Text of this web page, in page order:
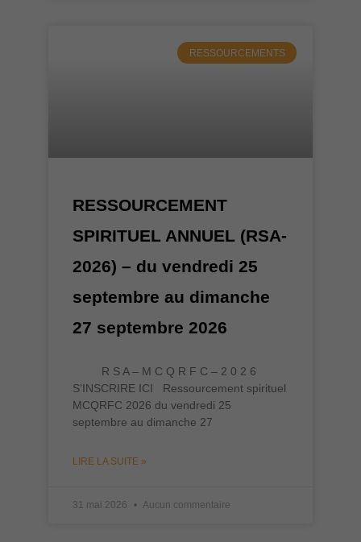
RESSOURCEMENTS
RESSOURCEMENT
SPIRITUEL ANNUEL (RSA-
2026) – du vendredi 25
septembre au dimanche
27 septembre 2026
R S A – M C Q R F C – 2 0 2 6
S’INSCRIRE ICI Ressourcement spirituel
MCQRFC 2026 du vendredi 25
septembre au dimanche 27
LIRE LA SUITE »
31 mai 2026 Aucun commentaire